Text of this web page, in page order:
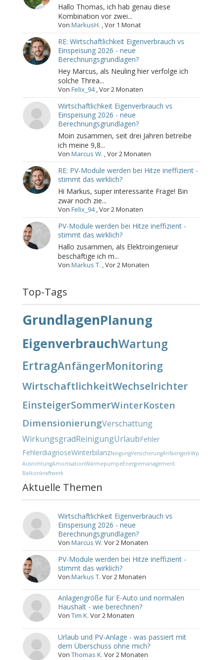
Hallo Thomas, ich hab genau diese
Kombination vor zwei...
VonMarkusH. ,Vor 1 Monat
RE: Wirtschaftlichkeit Eigenverbrauch vs
Einspeisung 2026 - neue
Berechnungsgrundlagen?
Hey Marcus, als Neuling hier verfolge ich
solche Threa...
VonFelix_94,Vor 2 Monaten
Wirtschaftlichkeit Eigenverbrauch vs
Einspeisung 2026 - neue
Berechnungsgrundlagen?
Moin zusammen, seit drei Jahren betreibe
ich meine 9,8...
VonMarcus W. ,Vor 2 Monaten
RE: PV-Module werden bei Hitze ineffizient -
stimmt das wirklich?
Hi Markus, super interessante Frage! Bin
zwar noch zie...
VonFelix_94,Vor 2 Monaten
PV-Module werden bei Hitze ineffizient -
stimmt das wirklich?
Hallo zusammen, als Elektroingenieur
beschäftige ich m...
VonMarkus T. ,Vor 2 Monaten
Top-Tags
GrundlagenPlanung
EigenverbrauchWartung
ErtragAnfängerMonitoring
WirtschaftlichkeitWechselrichter
EinsteigerSommerWinterKosten
DimensionierungVerschattung
WirkungsgradReinigungUrlaubFehler
FehlerdiagnoseWinterbilanzNeigungVersicherungAnfaengerkWp
AusrichtungAmortisationWärmepumpeEnergiemanagement
Balkonkraftwerk
Aktuelle Themen
Wirtschaftlichkeit Eigenverbrauch vs
Einspeisung 2026 - neue
Berechnungsgrundlagen?
VonMarcus W. Vor 2 Monaten
PV-Module werden bei Hitze ineffizient -
stimmt das wirklich?
VonMarkus T. Vor 2 Monaten
Anlagengröße für E-Auto und normalen
Haushalt - wie berechnen?
VonTim K. Vor 2 Monaten
Urlaub und PV-Anlage - was passiert mit
dem Überschuss ohne mich?
VonThomas K. Vor 2 Monaten